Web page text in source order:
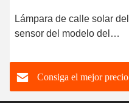
Lámpara de calle solar del
sensor del modelo del
de aluminio de las luces
de calle LiFePO4 LED
Consiga el mejor precio